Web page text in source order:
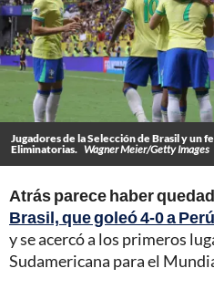
Jugadores de la Selección de Brasil y un
Eliminatorias. Wagner Meier/Getty Images
Atrás parece haber
Brasil, que goleó 4-0 a
y se acercó a los primeros
Sudamericana para el